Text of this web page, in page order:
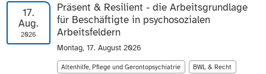
17.
Aug.
2026
Präsent & Resilient - die Arbeitsgrundlage
für Beschäftigte in psychosozialen
Arbeitsfeldern
Montag, 17. August 2026
Altenhilfe, Pflege und Gerontopsychiatrie
BWL & Recht